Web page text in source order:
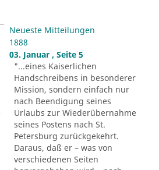
Neueste Mitteilungen
1888
03. Januar , Seite 5
"...eines Kaiserlichen
Handschreibens in besonderer
Mission, sondern einfach nur
nach Beendigung seines
Urlaubs zur Wiederübernahme
seines Postens nach St.
Petersburg zurückgekehrt.
Daraus, daß er – was von
verschiedenen Seiten